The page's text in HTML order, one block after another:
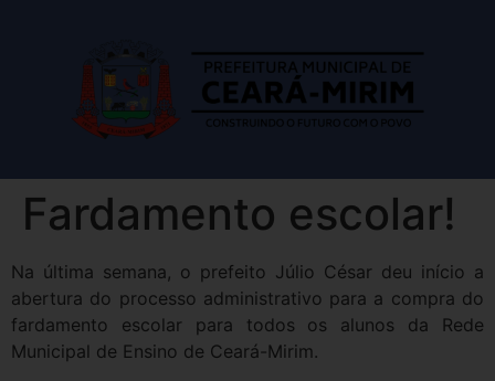
Fardamento escolar!
Na última semana, o prefeito Júlio César deu início a
abertura do processo administrativo para a compra do
fardamento escolar para todos os alunos da Rede
Municipal de Ensino de Ceará-Mirim.